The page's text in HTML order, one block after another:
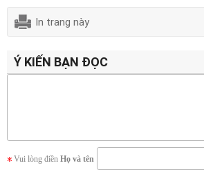
In trang này
Ý KIẾN BẠN ĐỌC
Vui lòng điền Họ và tên